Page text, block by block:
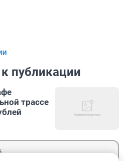
публикации
трассе